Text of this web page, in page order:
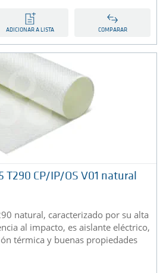
ADICIONAR A LISTA COMPARAR
T290 CP/IP/OS V01 natural
natural, caracterizado por su alta
al impacto, es aislante eléctrico,
térmica y buenas propiedades